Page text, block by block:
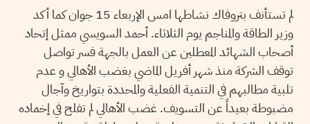
لم تستأنف بتروفاك نشاطها امس الإربعاء 15 جوان كما أكد
وزير الطاقة والمناجم يوم الثلاثاء. أحمد السويسي ممثل إتحاد
أصحاب الشهائد المعطلين عن العمل بالجهة فسر تواصل
توقف الشركة منذ شهر أفريل الماضي بغضب الأهالي و عدم
تلبية مطالبهم في التنمية الفعلية والمحددة بتواريخ وآجال
مضبوطة بعيداً عن التسويف. غضب الأهالي لم تفلح في إخماده